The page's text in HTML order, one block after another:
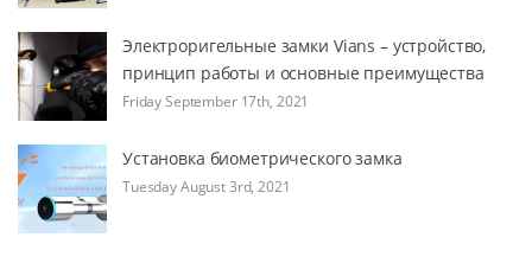
Электроригельные замки Vians – устройство,
принцип работы и основные преимущества
Friday September 17th, 2021
Установка биометрического замка
Tuesday August 3rd, 2021